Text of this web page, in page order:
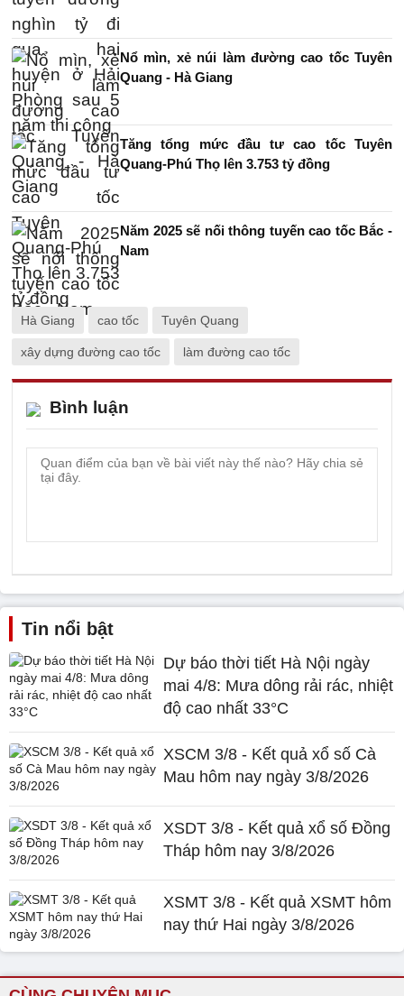
Nổ mìn, xẻ núi làm đường cao tốc Tuyên
Quang - Hà Giang
Tăng tổng mức đầu tư cao tốc Tuyên
Quang-Phú Thọ lên 3.753 tỷ đồng
Năm 2025 sẽ nối thông tuyến cao tốc Bắc -
Nam
Hà Giang cao tốc Tuyên Quang
xây dựng đường cao tốc làm đường cao tốc
Bình luận
Tin nổi bật
Dự báo thời tiết Hà Nội ngày
mai 4/8: Mưa dông rải rác, nhiệt
độ cao nhất 33°C
XSCM 3/8 - Kết quả xổ số Cà
Mau hôm nay ngày 3/8/2026
XSDT 3/8 - Kết quả xổ số Đồng
Tháp hôm nay 3/8/2026
XSMT 3/8 - Kết quả XSMT hôm
nay thứ Hai ngày 3/8/2026